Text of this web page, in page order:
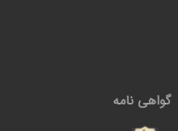
گواهی نامه